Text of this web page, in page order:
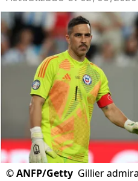
©ANFP/Getty Gillier